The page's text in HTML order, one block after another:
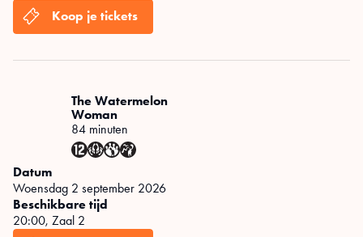
The Watermelon
Woman
84 minuten
Datum
woensdag 2 september 2026
Beschikbare tijd
20:00, Zaal 2